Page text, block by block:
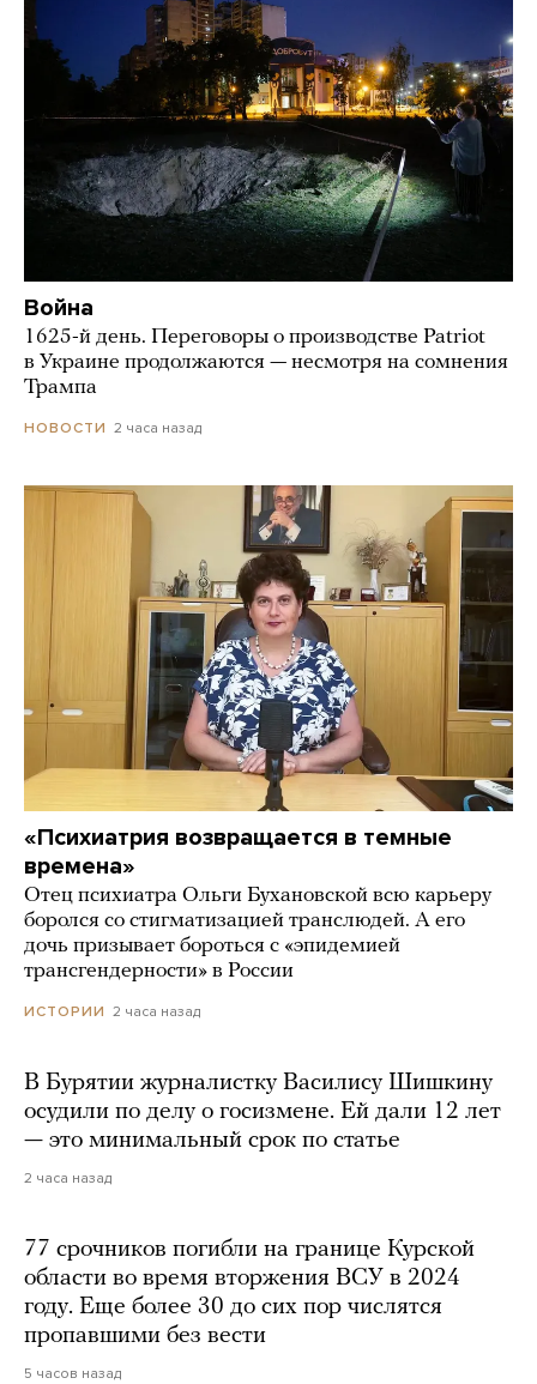
Война
1625-й день. Переговоры о производстве Patriot
в Украине продолжаются — несмотря на сомнения
Трампа
НОВОСТИ 2 часа назад
«Психиатрия возвращается в темные
времена»
Отец психиатра Ольги Бухановской всю карьеру
боролся со стигматизацией транслюдей. А его
дочь призывает бороться с «эпидемией
трансгендерности» в России
ИСТОРИИ 2 часа назад
В Бурятии журналистку Василису Шишкину
осудили по делу о госизмене. Ей дали 12 лет
— это минимальный срок по статье
2 часа назад
77 срочников погибли на границе Курской
области во время вторжения ВСУ в 2024
году. Еще более 30 до сих пор числятся
пропавшими без вести
5 часов назад